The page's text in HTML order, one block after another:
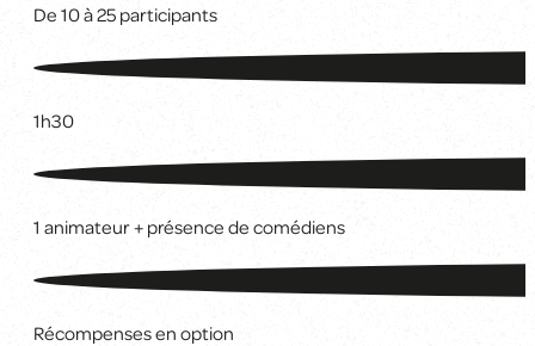
De 10 à 25 participants
1h30
1 animateur + présence de comédiens
Récompenses en option